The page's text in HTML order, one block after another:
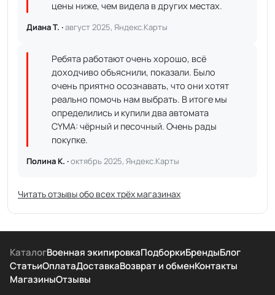
цены ниже, чем видела в других местах.
Диана Т. ·август 2025, Яндекс.Карты
Ребята работают очень хорошо, всё
доходчиво объяснили, показали. Было
очень приятно осознавать, что они хотят
реально помочь нам выбрать. В итоге мы
определились и купили два автомата
CYMA: чёрный и песочный. Очень рады
покупке.
Полина К. ·октябрь 2025, Яндекс.Карты
Читать отзывы обо всех трёх магазинах
КаталогВоенная экипировкаПодборкиБрендыБлог
СтатьиОплатаДоставкаВозврат и обменКонтакты
МагазиныОтзывы